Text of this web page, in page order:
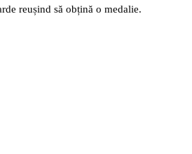
reușind să obțină o medalie.